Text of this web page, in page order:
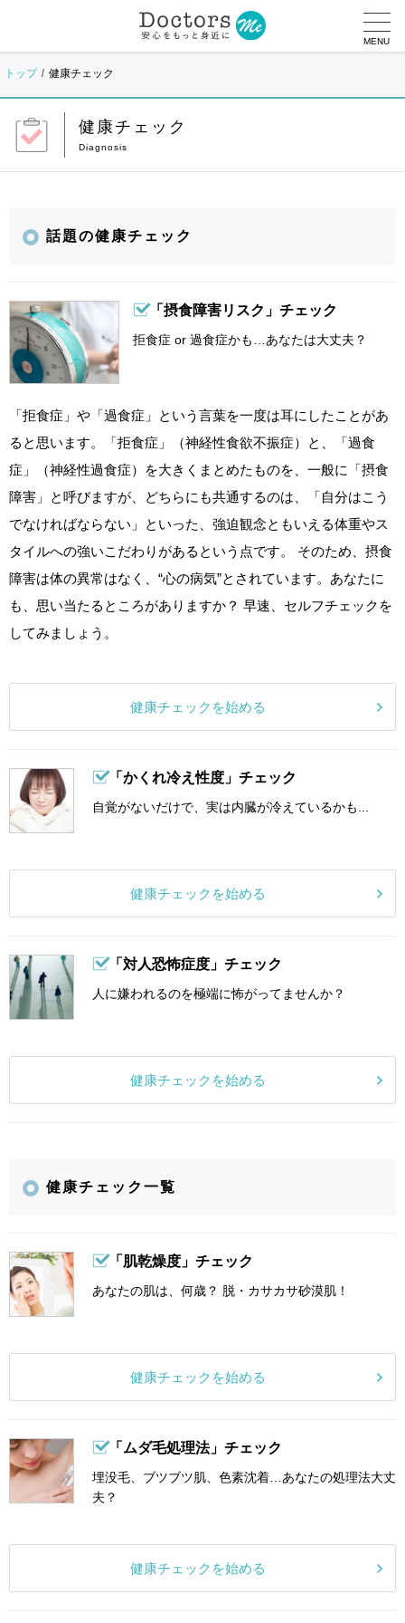
MENU
トップ 健康チェック
健康チェック
話題の健康チェック
「摂食障害リスク」チェック
拒食症 or 過食症かも…あなたは大丈夫？
「拒食症」や「過食症」という言葉を一度は耳にしたことがあ
ると思います。「拒食症」（神経性食欲不振症）と、「過食
症」（神経性過食症）を大きくまとめたものを、一般に「摂食
障害」と呼びますが、どちらにも共通するのは、「自分はこう
でなければならない」といった、強迫観念ともいえる体重やス
タイルへの強いこだわりがあるという点です。 そのため、摂食
障害は体の異常はなく、“心の病気”とされています。あなたに
も、思い当たるところがありますか？ 早速、セルフチェックを
してみましょう。
健康チェックを始める
「かくれ冷え性度」チェック
自覚がないだけで、実は内臓が冷えているかも...
健康チェックを始める
「対人恐怖症度」チェック
人に嫌われるのを極端に怖がってませんか？
健康チェックを始める
健康チェック一覧
「肌乾燥度」チェック
あなたの肌は、何歳？ 脱・カサカサ砂漠肌！
健康チェックを始める
「ムダ毛処理法」チェック
埋没毛、ブツブツ肌、色素沈着…あなたの処理法大丈
夫？
健康チェックを始める